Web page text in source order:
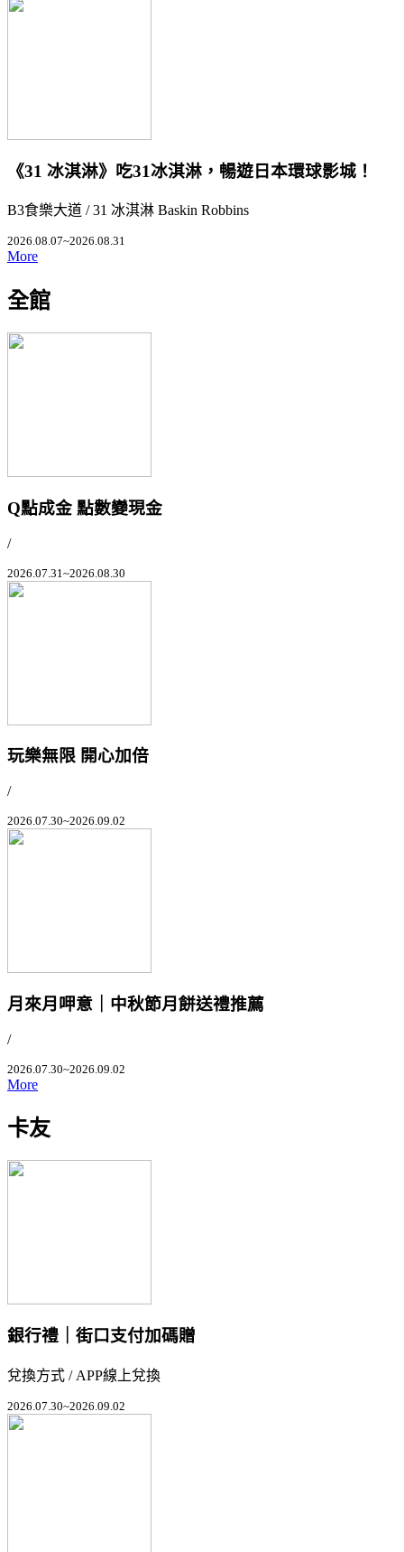
《31 冰淇淋》吃31冰淇淋，暢遊日本環球影城！
B3食樂大道 / 31 冰淇淋 Baskin Robbins
2026.08.07~2026.08.31
More
全館
Q點成金 點數變現金
/
2026.07.31~2026.08.30
玩樂無限 開心加倍
/
2026.07.30~2026.09.02
月來月呷意｜中秋節月餅送禮推薦
/
2026.07.30~2026.09.02
More
卡友
銀行禮｜街口支付加碼贈
兌換方式 / APP線上兌換
2026.07.30~2026.09.02